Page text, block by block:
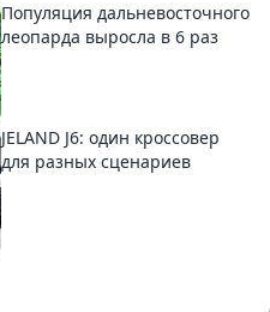
Популяция дальневосточного
леопарда выросла в 6 раз
JELAND J6: один кроссовер
для разных сценариев